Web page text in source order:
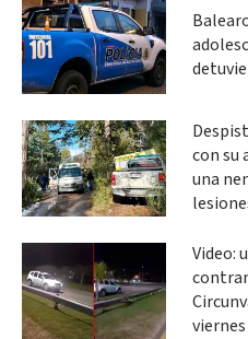
con su
una
Video:
viernes